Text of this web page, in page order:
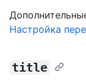
Настройка
title